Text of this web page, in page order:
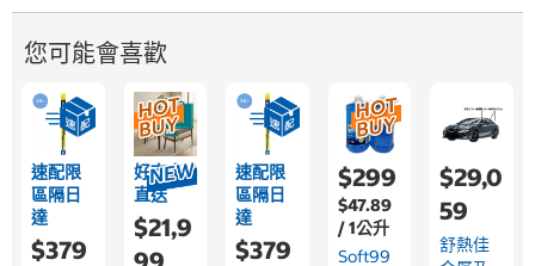
您可能會喜歡
速配限
區隔日
達
$379
好市多
直送
$21,9
速配限
區隔日
達
$379
$299
$47.89
/ 1公升
Soft99
$29,0
59
舒熱佳